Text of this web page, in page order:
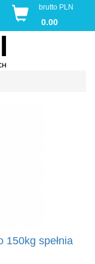
brutto PLN
0.00
150kg spełnia